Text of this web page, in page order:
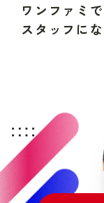
ワ ン フ ァ ミ で
ス タ ッ フ にな